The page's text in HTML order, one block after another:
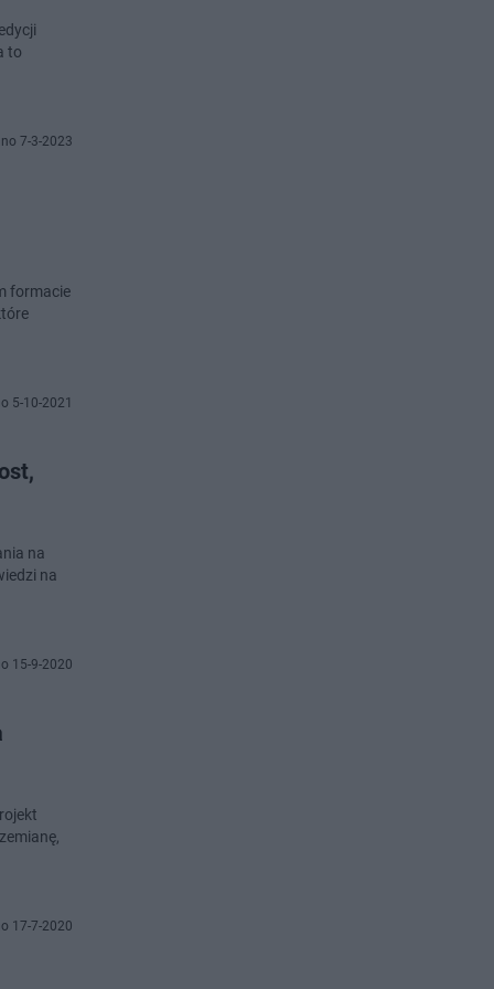
to
7-3-2023
formacie
5-10-2021
na
na
15-9-2020
17-7-2020